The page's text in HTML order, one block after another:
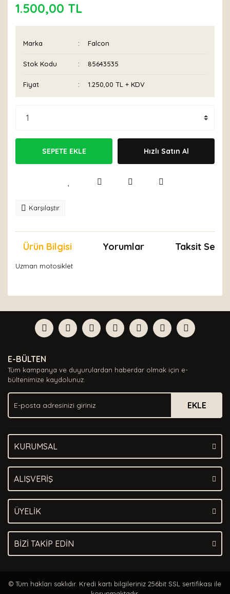
1.500,00 TL
Marka Falcon
Stok Kodu 85643535
Fiyat 1.250,00 TL + KDV
SEPETE EKLE Hızlı Satın Al
Karşılaştır
Ürün Bilgisi Yorumlar Taksit
Uzman motosiklet
Yorum Yaz
formunu kullanarak tarafımıza iletebilirsiniz.
Görüş ve önerileriniz için teşekkür ederiz.
Ürün açıklamasında eksik bilgiler bulunuyor.
Ürün bilgilerinde hatalar bulunuyor.
Ürün fiyatı diğer sitelerden daha pahalı.
Bu ürüne benzer farklı alternatifler olmalı.
E-BÜLTEN
Tüm kampanya ve duyurulardan haberdar olmak için e-
bültenimize kaydolunuz.
EKLE
KURUMSAL
ALIŞVERİŞ
ÜYELİK
BİZİ TAKİP EDİN
© Tüm hakları saklıdır. Kredi kartı bilgileriniz 256bit SSL sertifikası ile